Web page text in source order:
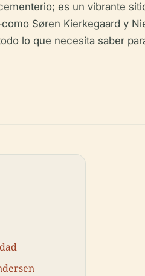
es un vibrante
Søren Kierkegaard y
lo que necesita saber